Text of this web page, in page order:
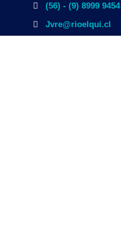
(56) - (9) 8999 9454
Jvre@rioelqui.cl